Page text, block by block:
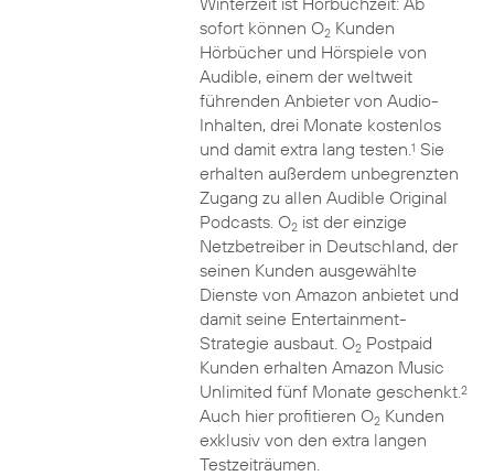
sofort können O2Kunden
Hörbücher und Hörspiele von
Audible, einem der weltweit
führenden Anbieter von Audio-
Inhalten, drei Monate kostenlos
und damit extra lang testen.1 Sie
erhalten außerdem unbegrenzten
Zugang zu allen Audible Original
Podcasts. O2ist der einzige
Netzbetreiber in Deutschland, der
seinen Kunden ausgewählte
Dienste von Amazon anbietet und
damit seine Entertainment-
Strategie ausbaut. O2Postpaid
Kunden erhalten Amazon Music
Unlimited fünf Monate geschenkt.2
Auch hier profitieren O2Kunden
exklusiv von den extra langen
Testzeiträumen.